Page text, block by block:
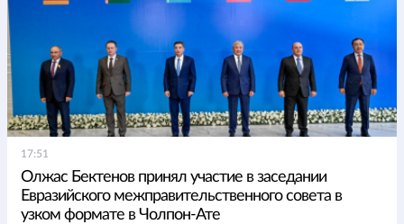
17:51
Олжас Бектенов принял участие в заседании
Евразийского межправительственного совета в
узком формате в Чолпон-Ате